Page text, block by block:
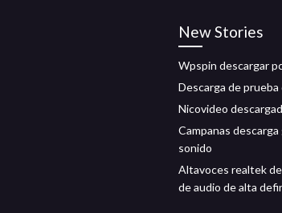
New Stories
Wpspin descargar
Descarga de
Nicovideo
Campanas
sonido
Altavoces realtek
de audio de alta